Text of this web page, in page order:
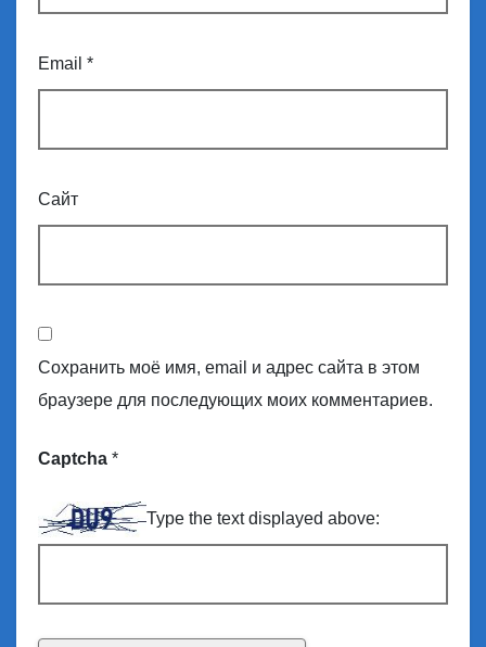
Email *
Сайт
Сохранить моё имя, email и адрес сайта в этом
браузере для последующих моих комментариев.
Captcha *
Type the text displayed above: